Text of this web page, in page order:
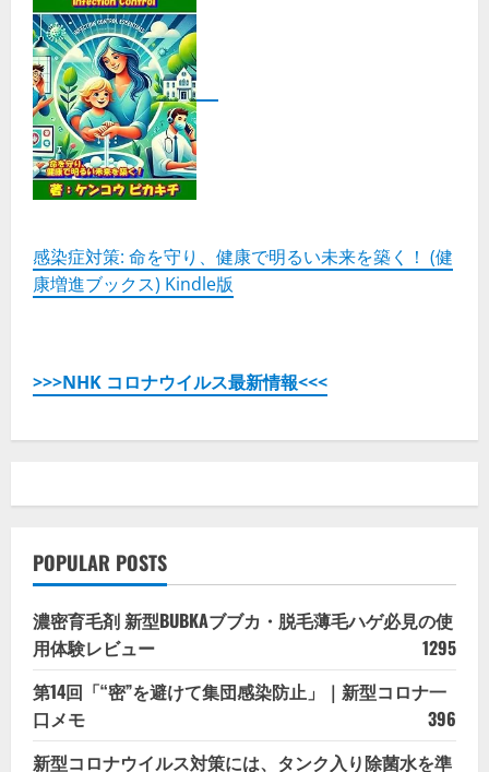
感染症対策: 命を守り、健康で明るい未来を築く！ (健
康増進ブックス) Kindle版
>>>NHK コロナウイルス最新情報<<<
POPULAR POSTS
濃密育毛剤 新型BUBKAブブカ・脱毛薄毛ハゲ必見の使
用体験レビュー
1295
第14回「“密”を避けて集団感染防止」｜新型コロナ一
口メモ
396
新型コロナウイルス対策には、タンク入り除菌水を準